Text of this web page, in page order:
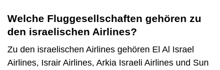
Welche Fluggesellschaften gehören zu
den israelischen Airlines?
Zu den israelischen Airlines gehören El Al Israel
Airlines, Israir Airlines, Arkia Israeli Airlines und Sun